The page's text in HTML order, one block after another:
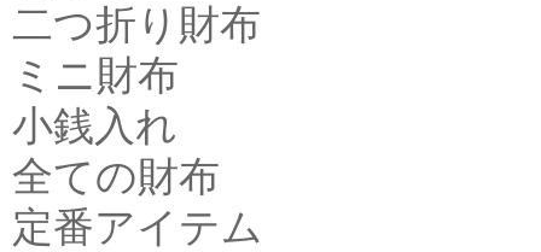
二つ折り財布
ミニ財布
小銭入れ
全ての財布
定番アイテム